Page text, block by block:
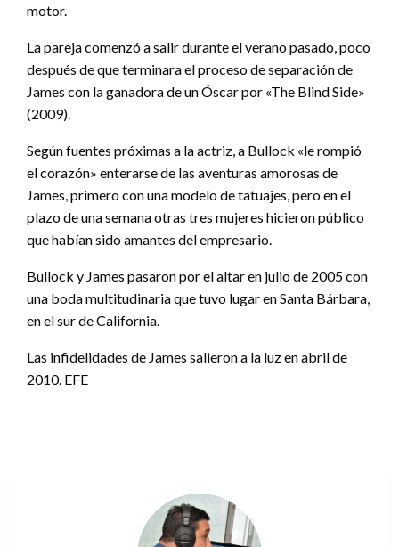
motor.
La pareja comenzó a salir durante el verano pasado, poco
después de que terminara el proceso de separación de
James con la ganadora de un Óscar por «The Blind Side»
(2009).
Según fuentes próximas a la actriz, a Bullock «le rompió
el corazón» enterarse de las aventuras amorosas de
James, primero con una modelo de tatuajes, pero en el
plazo de una semana otras tres mujeres hicieron público
que habían sido amantes del empresario.
Bullock y James pasaron por el altar en julio de 2005 con
una boda multitudinaria que tuvo lugar en Santa Bárbara,
en el sur de California.
Las infidelidades de James salieron a la luz en abril de
2010. EFE